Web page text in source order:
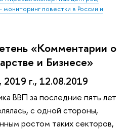
повестки в России и
«Комментарии о
и Бизнесе»
г., 12.08.2019
ВВП за последние пять лет
с одной стороны,
ростом таких секторов,